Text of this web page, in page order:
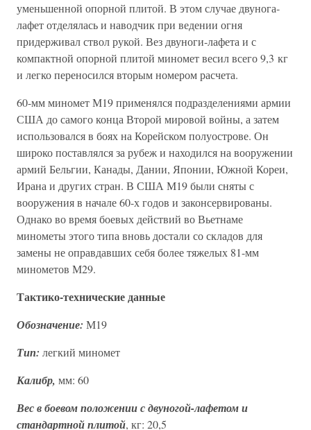
уменьшенной опорной плитой. В этом случае двунога-
лафет отделялась и наводчик при ведении огня
придерживал ствол рукой. Вез двуноги-лафета и с
компактной опорной плитой миномет весил всего 9,3 кг
и легко переносился вторым номером расчета.
60-мм миномет М19 применялся подразделениями армии
США до самого конца Второй мировой войны, а затем
использовался в боях на Корейском полуострове. Он
широко поставлялся за рубеж и находился на вооружении
армий Бельгии, Канады, Дании, Японии, Южной Кореи,
Ирана и других стран. В США М19 были сняты с
вооружения в начале 60-х годов и законсервированы.
Однако во время боевых действий во Вьетнаме
минометы этого типа вновь достали со складов для
замены не оправдавших себя более тяжелых 81-мм
минометов М29.
Тактико-технические данные
Обозначение: М19
Тип: легкий миномет
Калибр, мм: 60
Вес в боевом положении с двуногой-лафетом и
стандартной плитой, кг: 20,5